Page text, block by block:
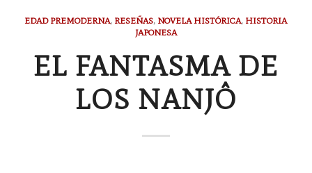
EDAD PREMODERNA, RESEÑAS, NOVELA HISTÓRICA, HISTORIA
JAPONESA
EL FANTASMA DE
LOS NANJÔ